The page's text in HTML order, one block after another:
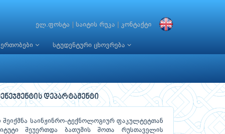
ელ.ფოსტა საიტის რუკა კონტაქტი
სტუდენტური ცხოვრება
დეპარტამენტი
შეიქმნა საინჟინრო-ტექნოლოგიურ ფაკულტეტთან
შეუერთდა ბათუმის შოთა რუსთაველის